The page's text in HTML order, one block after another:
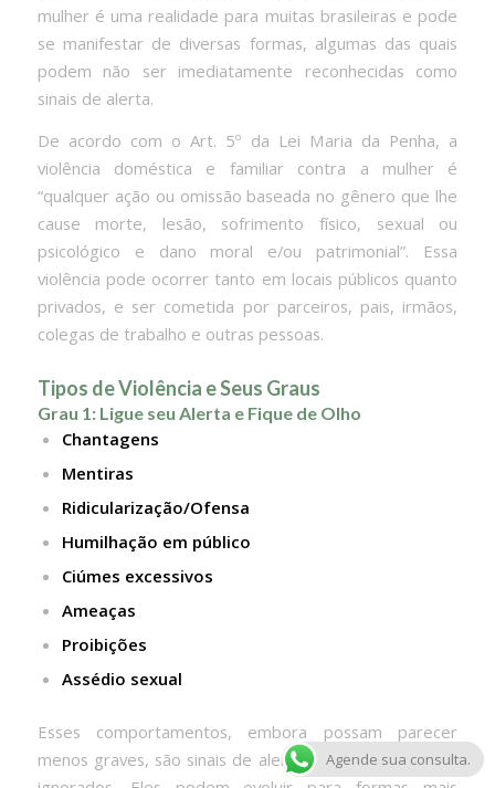
mulher é uma realidade para muitas brasileiras e pode
se manifestar de diversas formas, algumas das quais
podem não ser imediatamente reconhecidas como
sinais de alerta.
De acordo com o Art. 5º da Lei Maria da Penha, a
violência doméstica e familiar contra a mulher é
“qualquer ação ou omissão baseada no gênero que lhe
cause morte, lesão, sofrimento físico, sexual ou
psicológico e dano moral e/ou patrimonial”. Essa
violência pode ocorrer tanto em locais públicos quanto
privados, e ser cometida por parceiros, pais, irmãos,
colegas de trabalho e outras pessoas.
Tipos de Violência e Seus Graus
Grau 1: Ligue seu Alerta e Fique de Olho
Chantagens
Mentiras
Ridicularização/Ofensa
Humilhação em público
Ciúmes excessivos
Ameaças
Proibições
Assédio sexual
Esses comportamentos, embora possam parecer
menos graves, são sinais de alerta que não devem ser
Agende sua consulta.